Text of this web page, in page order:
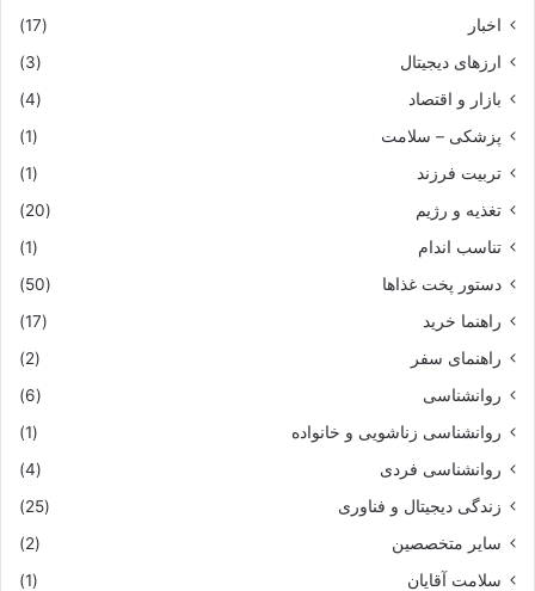
اخبار
(17)
ارزهای دیجیتال
(3)
بازار و اقتصاد
(4)
پزشکی – سلامت
(1)
تربیت فرزند
(1)
تغذیه و رژیم
(20)
تناسب اندام
(1)
دستور پخت غذاها
(50)
راهنما خرید
(17)
راهنمای سفر
(2)
روانشناسی
(6)
روانشناسی زناشویی و خانواده
(1)
روانشناسی فردی
(4)
زندگی دیجیتال و فناوری
(25)
سایر متخصصین
(2)
سلامت آقایان
(1)